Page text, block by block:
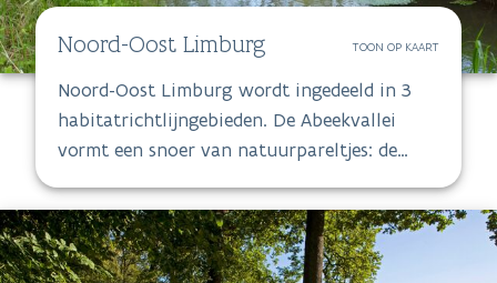
Noord-Oost Limburg TOON OP KAART
Noord-Oost Limburg wordt ingedeeld in 3
habitatrichtlijngebieden. De Abeekvallei
vormt een snoer van natuurpareltjes: de
Smeetshof, De Luysen, St-Maartensheide,
Stamprooierbroek, Hasselterbroek,
Grootbroek, Zuurbeekvallei en De Zig.